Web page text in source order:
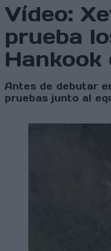
Vídeo:
prueba
Antes de debutar
pruebas junto al